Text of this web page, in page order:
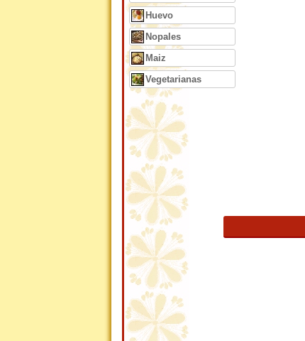
Huevo
Nopales
Maiz
Vegetarianas